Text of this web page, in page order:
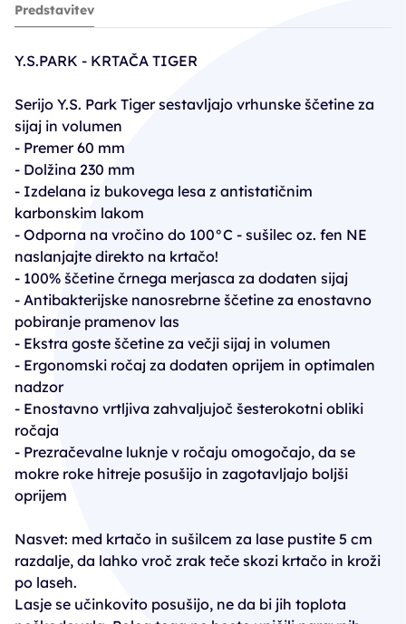
krtača YSP Tiger, karbon, črna - 580-T3
77,31€
85,90€
Predstavitev
Y.S.PARK - KRTAČA TIGER
Serijo Y.S. Park Tiger sestavljajo vrhunske ščetine za
sijaj in volumen
- Premer 60 mm
- Dolžina 230 mm
- Izdelana iz bukovega lesa z antistatičnim
karbonskim lakom
- Odporna na vročino do 100°C - sušilec oz. fen NE
naslanjajte direkto na krtačo!
- 100% ščetine črnega merjasca za dodaten sijaj
- Antibakterijske nanosrebrne ščetine za enostavno
pobiranje pramenov las
- Ekstra goste ščetine za večji sijaj in volumen
- Ergonomski ročaj za dodaten oprijem in optimalen
nadzor
- Enostavno vrtljiva zahvaljujoč šesterokotni obliki
ročaja
- Prezračevalne luknje v ročaju omogočajo, da se
mokre roke hitreje posušijo in zagotavljajo boljši
oprijem
Nasvet: med krtačo in sušilcem za lase pustite 5 cm
razdalje, da lahko vroč zrak teče skozi krtačo in kroži
po laseh.
Lasje se učinkovito posušijo, ne da bi jih toplota